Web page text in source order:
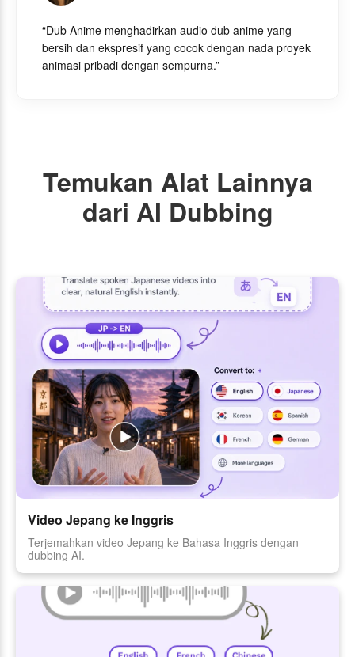
“Dub Anime menghadirkan audio dub anime yang
bersih dan ekspresif yang cocok dengan nada proyek
animasi pribadi dengan sempurna.”
Temukan Alat Lainnya
dari AI Dubbing
Video Jepang ke Inggris
Terjemahkan video Jepang ke Bahasa Inggris dengan
dubbing AI.